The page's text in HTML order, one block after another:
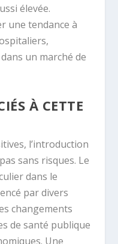
élevée.
une tendance à
un marché de
À CETTE
l’introduction
sans risques. Le
dans le
par divers
changements
de santé publique
Une